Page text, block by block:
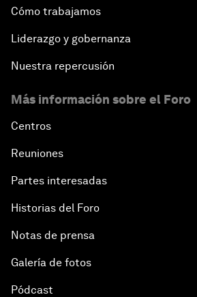
Cómo trabajamos
Liderazgo y gobernanza
Nuestra repercusión
Más información sobre el Foro
Centros
Reuniones
Partes interesadas
Historias del Foro
Notas de prensa
Galería de fotos
Pódcast